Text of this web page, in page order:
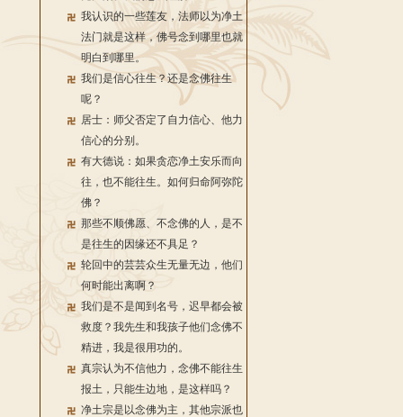
我认识的一些莲友，法师以为净土
法门就是这样，佛号念到哪里也就
明白到哪里。
我们是信心往生？还是念佛往生
呢？
居士：师父否定了自力信心、他力
信心的分别。
有大德说：如果贪恋净土安乐而向
往，也不能往生。如何归命阿弥陀
佛？
那些不顺佛愿、不念佛的人，是不
是往生的因缘还不具足？
轮回中的芸芸众生无量无边，他们
何时能出离啊？
我们是不是闻到名号，迟早都会被
救度？我先生和我孩子他们念佛不
精进，我是很用功的。
真宗认为不信他力，念佛不能往生
报土，只能生边地，是这样吗？
净土宗是以念佛为主，其他宗派也